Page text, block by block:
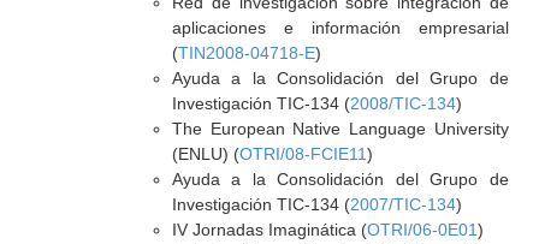
aplicaciones e información empresarial
(TIN2008-04718-E)
Ayuda a la Consolidación del Grupo de
Investigación TIC-134 (2008/TIC-134)
The European Native Language University
(ENLU) (OTRI/08-FCIE11)
Ayuda a la Consolidación del Grupo de
Investigación TIC-134 (2007/TIC-134)
IV Jornadas Imaginática (OTRI/06-0E01)